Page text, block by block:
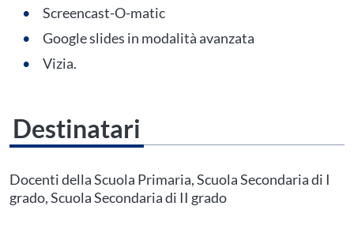
Screencast-O-matic
Google slides in modalità avanzata
Vizia.
Destinatari
tuo profilo personalePrima di procedere all'iscrizione aggiorna le tue scuole in
Area Personale
Docenti della Scuola Primaria, Scuola Secondaria di I
grado, Scuola Secondaria di II grado